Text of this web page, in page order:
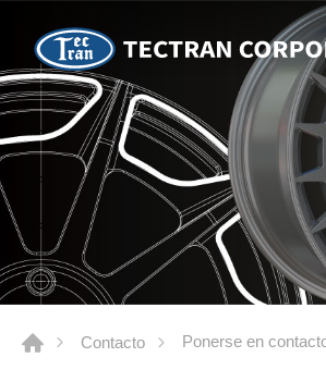
Contacto Ponerse en